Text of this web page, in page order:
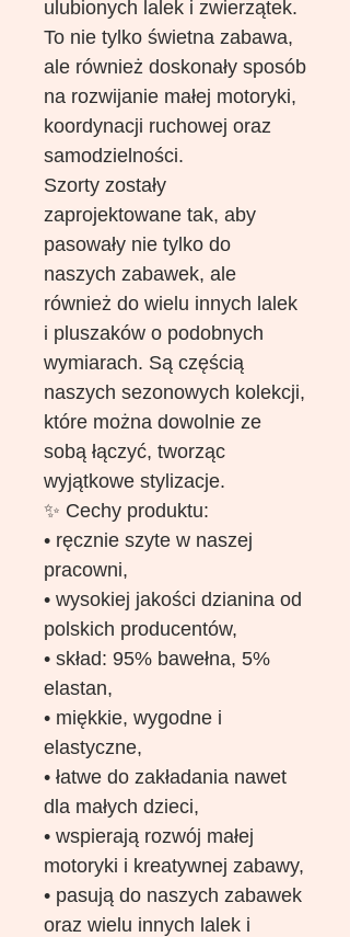
ulubionych lalek i zwierzątek.
To nie tylko świetna zabawa,
ale również doskonały sposób
na rozwijanie małej motoryki,
koordynacji ruchowej oraz
samodzielności.
Szorty zostały
zaprojektowane tak, aby
pasowały nie tylko do
naszych zabawek, ale
również do wielu innych lalek
i pluszaków o podobnych
wymiarach. Są częścią
naszych sezonowych kolekcji,
które można dowolnie ze
sobą łączyć, tworząc
wyjątkowe stylizacje.
✨ Cechy produktu:
• ręcznie szyte w naszej
pracowni,
• wysokiej jakości dzianina od
polskich producentów,
• skład: 95% bawełna, 5%
elastan,
• miękkie, wygodne i
elastyczne,
• łatwe do zakładania nawet
dla małych dzieci,
• wspierają rozwój małej
motoryki i kreatywnej zabawy,
• pasują do naszych zabawek
oraz wielu innych lalek i